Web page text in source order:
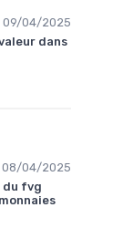
09/04/2025
dans
08/04/2025
du fvg